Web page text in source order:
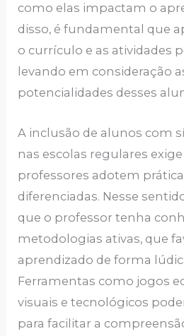
como elas impactam o
disso, é fundamental que
o currículo e as atividades
levando em consideração
potencialidades desses
A inclusão de alunos com
nas escolas regulares
professores adotem
diferenciadas. Nesse
que o professor tenha
metodologias ativas, que
aprendizado de forma
Ferramentas como jogos
visuais e tecnológicos
para facilitar a